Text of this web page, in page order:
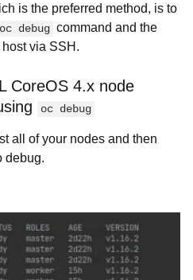
is the preferred method, is to
oc debug command and the
via SSH.
CoreOS 4.x node
oc debug
all of your nodes and then
debug.